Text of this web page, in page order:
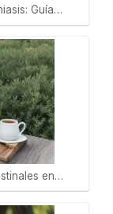
Guía…
en…